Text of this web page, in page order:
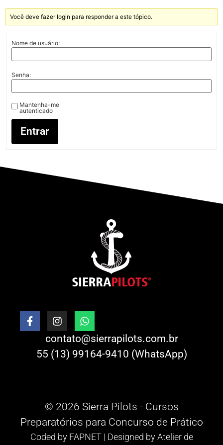
Você deve fazer login para responder a este tópico.
Nome de usuário:
Senha:
Mantenha-me
autenticado
Entrar
contato@sierrapilots.com.br
55 (13) 99164-9410 (WhatsApp)
© 2026 Sierra Pilots - Cursos
Preparatórios para Concurso de Prático
Coded by FAPNET| Designed byAtelier de